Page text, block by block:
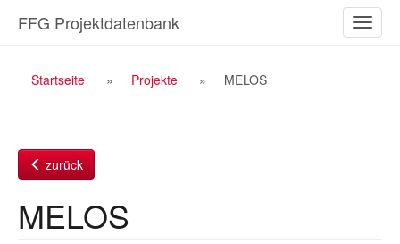
Inhalt
ein-/
FFG Projektdatenbank
Breadcrumb
Startseite Projekte MELOS
zurück
MELOS